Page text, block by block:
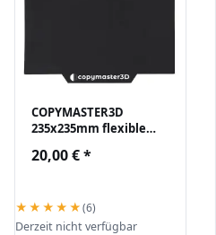
COPYMASTER3D
235x235mm flexible
Magnetfolie PLA PETG
20,00 €*
★★★★★(6)
Derzeit nicht verfügbar